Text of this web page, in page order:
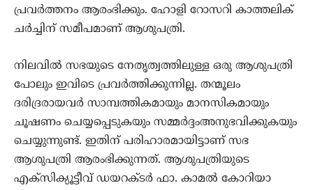
പ്രവര്‍ത്തനം ആരംഭിക്കും. ഹോളി റോസറി കാത്തലിക്
ചര്‍ച്ചിന് സമീപമാണ് ആശുപത്രി.
നിലവില്‍ സഭയുടെ നേതൃത്വത്തിലുള്ള ഒരു ആശുപത്രി
പോലും ഇവിടെ പ്രവര്‍ത്തിക്കുന്നില്ല. തന്മൂലം
ദരിദ്രരായവര്‍ സാമ്പത്തികമായും മാനസികമായും
ചൂഷണം ചെയ്യപ്പെടുകയും സമ്മര്‍ദ്ദംഅനുഭവിക്കുകയും
ചെയ്യുന്നുണ്ട്. ഇതിന് പരിഹാരമായിട്ടാണ് സഭ
ആശുപത്രി ആരംഭിക്കുന്നത്. ആശുപത്രിയുടെ
എക്‌സിക്യൂട്ടീവ് ഡയറക്ടര്‍ ഫാ. കാമല്‍ കോറിയാ